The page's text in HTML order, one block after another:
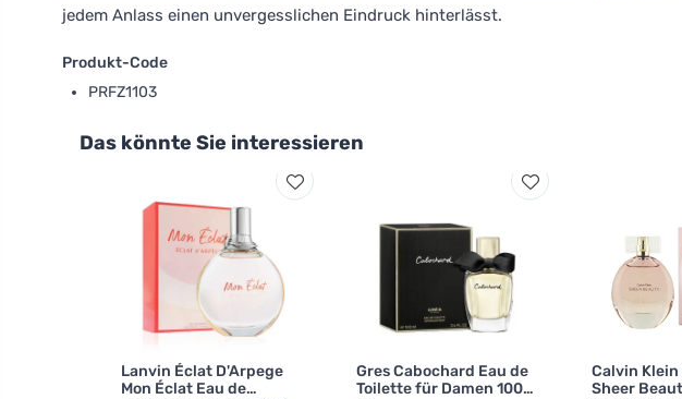
jedem Anlass einen unvergesslichen Eindruck hinterlässt.
Produkt-Code
PRFZ1103
Das könnte Sie interessieren
Lanvin Éclat D'Arpege
Mon Éclat Eau de
Gres Cabochard Eau de
Toilette für Damen 100
Calvin
Sheer